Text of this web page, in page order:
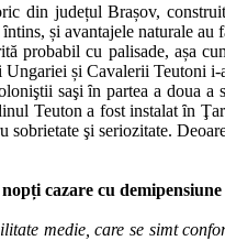
din județul Brașov,
și avantajele naturale au
probabil cu palisade, așa
și Cavalerii Teutoni
saşi ȋn partea a doua
Teuton a fost instalat ȋn
şi seriozitate.
cazare cu
medie, care se simt